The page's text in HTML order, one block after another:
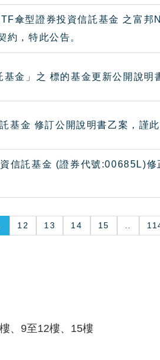
傘型證券投資信託基金 之富邦
約，特此公告。
金」之 標的基金更新公開說明
基金 修訂公開說明書乙案，謹此
信託基金 (證券代號:00685L)
12 13 14 15
、9至12樓、15樓